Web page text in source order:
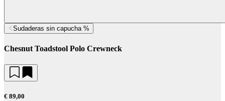
Sudaderas sin capucha %
Chesnut Toadstool Polo Crewneck
€ 89,00